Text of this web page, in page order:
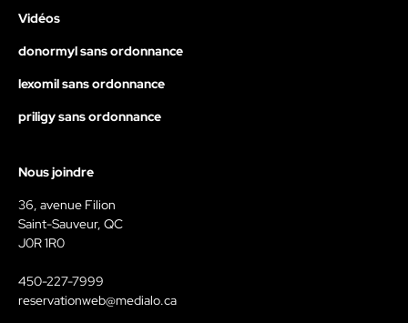
Vidéos
donormyl sans ordonnance
lexomil sans ordonnance
priligy sans ordonnance
Nous joindre
36, avenue Filion
Saint-Sauveur, QC
J0R 1R0
450-227-7999
reservationweb@medialo.ca